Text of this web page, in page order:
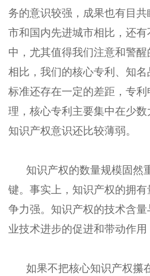
务的意识较强，成果也有目
市和国内先进城市相比，还
中，尤其值得我们注意和警
相比，我们的核心专利、知
标准还存在一定的差距，专
理，核心专利主要集中在少
知识产权意识还比较薄弱。
知识产权的数量规模固然
键。事实上，知识产权的拥
争力强。知识产权的技术含
业技术进步的促进和带动作用
如果不把核心知识产权攥